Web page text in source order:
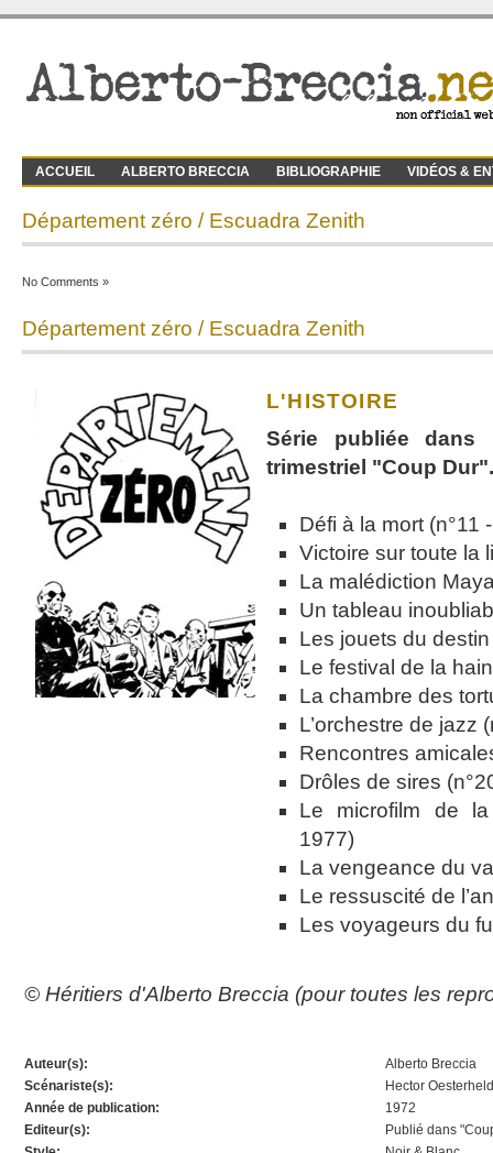
ACCUEIL ALBERTO BRECCIA BIBLIOGRAPHIE VIDÉOS &
Département zéro / Escuadra Zenith
No Comments »
Département zéro / Escuadra Zenith
L'HISTOIRE
Série publiée
trimestriel "Coup Dur".
Défi à la mort (n°11
Victoire sur toute la
La malédiction
Un tableau
Les jouets du
Le festival de la
La chambre des
L’orchestre de jazz
Rencontres
Drôles de sires
Le microfilm de
1977)
La vengeance du
Le ressuscité de
Les voyageurs du
© Héritiers d'Alberto Breccia (pour toutes les
Auteur(s):
Alberto Breccia
Scénariste(s):
Hector Oesterheld
Année de publication:
1972
Editeur(s):
Publié dans